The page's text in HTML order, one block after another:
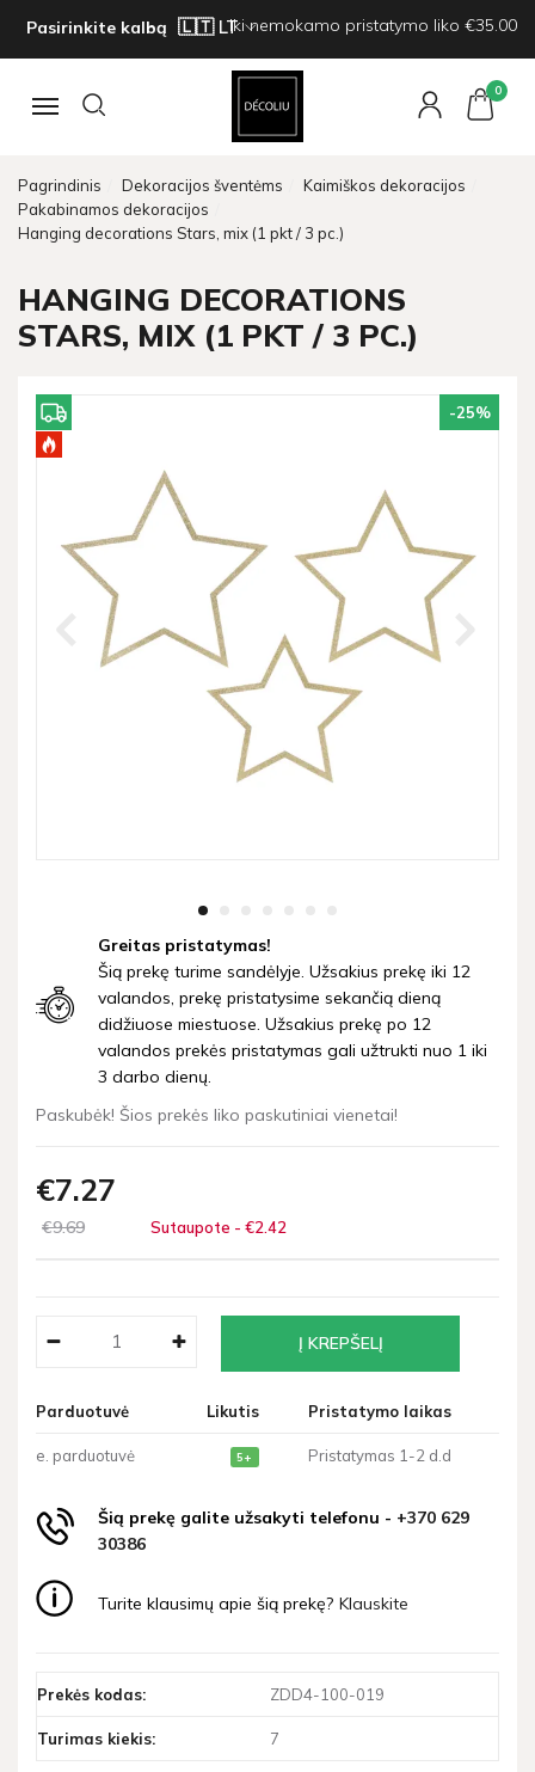
Pasirinkite kalbą Iki nemokamo pristatymo liko €35.00
Navigacija
0
Pagrindinis Dekoracijos šventėms
Kaimiškos dekoracijos
Pakabinamos dekoracijos
Hanging decorations Stars, mix (1 pkt / 3 pc.)
HANGING DECORATIONS
STARS, MIX (1 PKT / 3 PC.)
-25%
Greitas pristatymas!
Šią prekę turime sandėlyje. Užsakius prekę iki 12
valandos, prekę pristatysime sekančią dieną
didžiuose miestuose. Užsakius prekę po 12
valandos prekės pristatymas gali užtrukti nuo 1 iki
3 darbo dienų.
Paskubėk! Šios prekės liko paskutiniai vienetai!
€7 27
€969 Sutaupote - €2 42
Parduotuvė Likutis Pristatymo laikas
e. parduotuvė 5+ Pristatymas 1-2 d.d
Šią prekę galite užsakyti telefonu - +370 629
30386
Turite klausimų apie šią prekę? Klauskite
Prekės kodas: ZDD4-100-019
Turimas kiekis: 7